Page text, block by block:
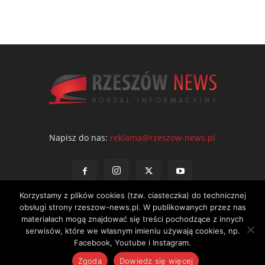
Napisz do nas: reklama@rzeszow-news.pl
Kontakt Polityka prywatności Regulamin portalu
© NEWS Sp. z o.o. - wydawca portalu Rzeszów News. Wszystkie prawa
Korzystamy z plików cookies (tzw. ciasteczka) do technicznej
obsługi strony rzeszow-news.pl. W publikowanych przez nas
materiałach mogą znajdować się treści pochodzące z innych
serwisów, które we własnym imieniu używają cookies, np.
Facebook, Youtube i Instagram.
Zgoda
Dowiedz się więcej